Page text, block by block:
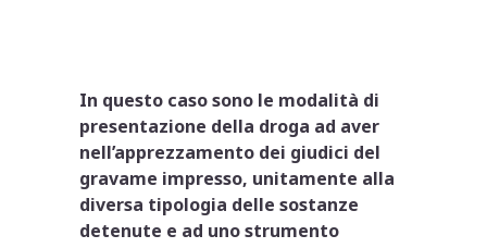
In questo caso sono le modalità di
presentazione della droga ad aver
nell’apprezzamento dei giudici del
gravame impresso, unitamente alla
diversa tipologia delle sostanze
detenute e ad uno strumento